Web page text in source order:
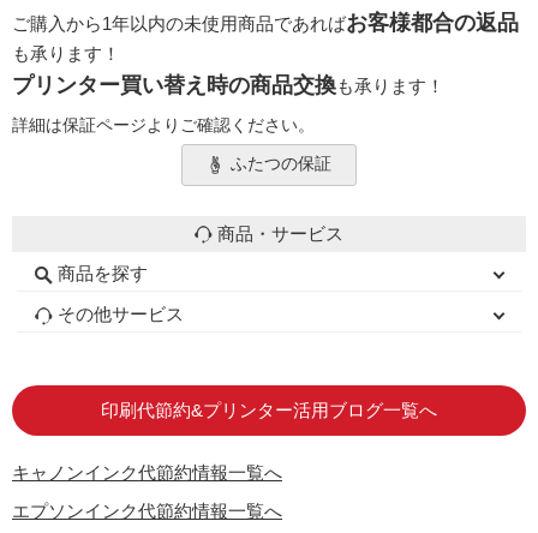
ご購入から1年以内の未使用商品であればお客様都合の返品
も承ります！
プリンター買い替え時の商品交換も承ります！
詳細は保証ページよりご確認ください。
ふたつの保証
商品・サービス
商品を探す
初心者用セット
キャノンインク
エプソンインク
ブラザーインク
詰め替えインク
互換インクボトル
互換インクカートリッジ
再生インクカートリッジ
トナーカートリッジ
その他サービス
印刷代節約&プリンター活用ブログ一覧へ
キャノンインク代節約情報一覧へ
エプソンインク代節約情報一覧へ